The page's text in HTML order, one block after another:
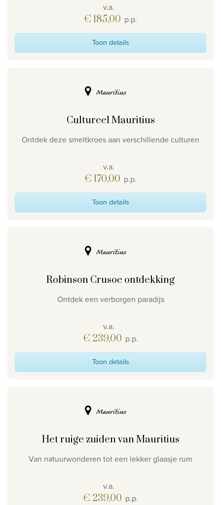
v.a.
€ 185,00 p.p.
Toon details
Mauritius
Cultureel Mauritius
Ontdek deze smeltkroes aan verschillende culturen
v.a.
€ 170,00 p.p.
Toon details
Mauritius
Robinson Crusoe ontdekking
Ontdek een verborgen paradijs
v.a.
€ 239,00 p.p.
Toon details
Mauritius
Het ruige zuiden van Mauritius
Van natuurwonderen tot een lekker glaasje rum
v.a.
€ 239,00 p.p.